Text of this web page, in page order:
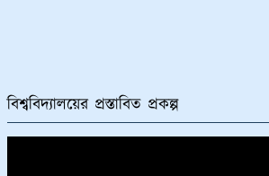
বিশ্ববিদ্যালয়ের প্রস্তাবিত প্রকল্প